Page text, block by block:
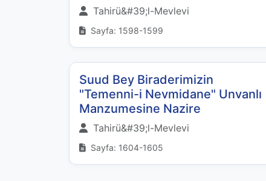
Tahirü&#39;l-Mevlevi
Sayfa: 1598-1599
Suud Bey Biraderimizin
"Temenni-i Nevmidane" Unvanlı
Manzumesine Nazire
Tahirü&#39;l-Mevlevi
Sayfa: 1604-1605